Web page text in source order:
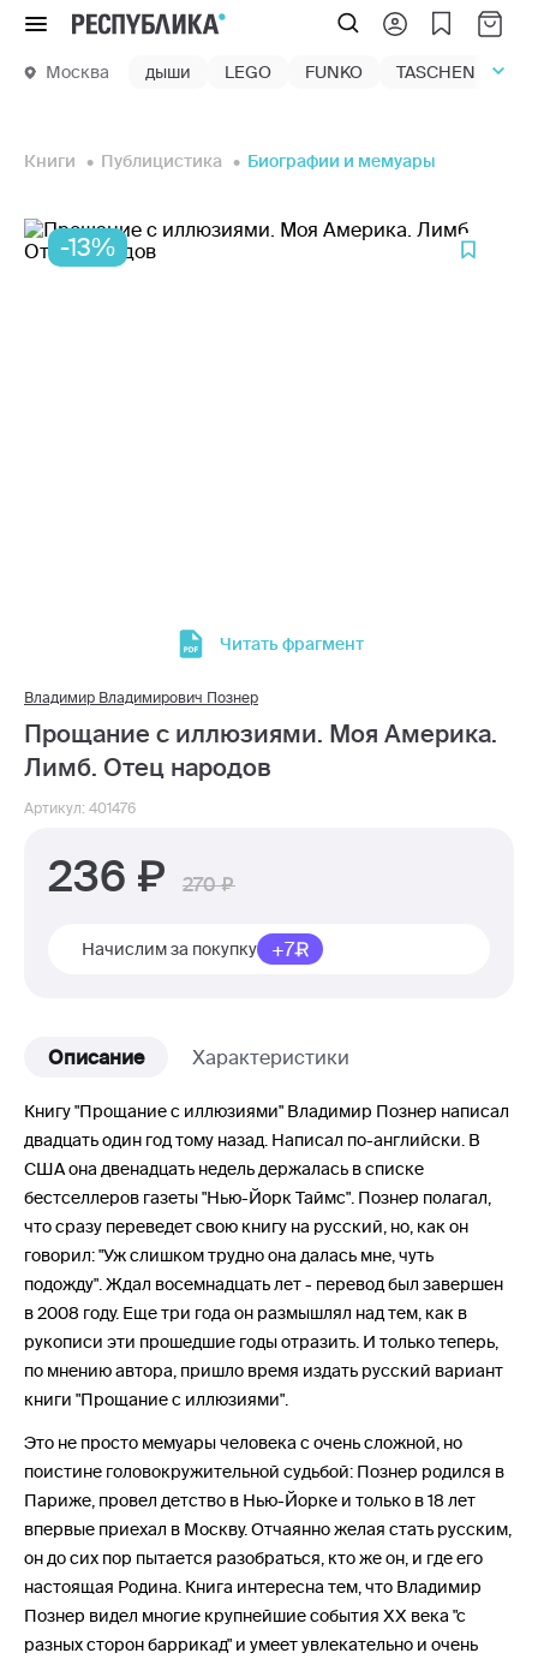
Меню
Москва дыши LEGO FUNKO TASCHEN
Книги Публицистика Биографии и мемуары
-13%
Читать фрагмент
Владимир Владимирович Познер
Прощание с иллюзиями. Моя Америка.
Лимб. Отец народов
Артикул: 401476
236 270
Начислим за покупку +7
Описание Характеристики
Книгу "Прощание с иллюзиями" Владимир Познер написал
двадцать один год тому назад. Написал по-английски. В
США она двенадцать недель держалась в списке
бестселлеров газеты "Нью-Йорк Таймс". Познер полагал,
что сразу переведет свою книгу на русский, но, как он
говорил: "Уж слишком трудно она далась мне, чуть
подожду". Ждал восемнадцать лет - перевод был завершен
в 2008 году. Еще три года он размышлял над тем, как в
рукописи эти прошедшие годы отразить. И только теперь,
по мнению автора, пришло время издать русский вариант
книги "Прощание с иллюзиями".
Это не просто мемуары человека с очень сложной, но
поистине головокружительной судьбой: Познер родился в
Париже, провел детство в Нью-Йорке и только в 18 лет
впервые приехал в Москву. Отчаянно желая стать русским,
он до сих пор пытается разобраться, кто же он, и где его
настоящая Родина. Книга интересна тем, что Владимир
Познер видел многие крупнейшие события ХХ века "с
разных сторон баррикад" и умеет увлекательно и очень